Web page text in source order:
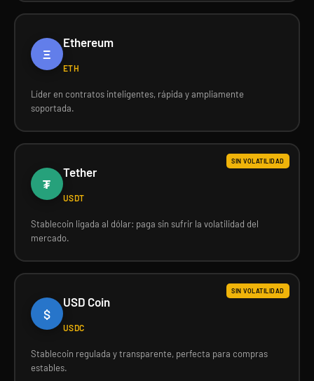
Ξ
Ethereum
ETH
Líder en contratos inteligentes, rápida y ampliamente
soportada.
SIN VOLATILIDAD
₮
Tether
USDT
Stablecoin ligada al dólar: paga sin sufrir la volatilidad del
mercado.
SIN VOLATILIDAD
$
USD Coin
USDC
Stablecoin regulada y transparente, perfecta para compras
estables.